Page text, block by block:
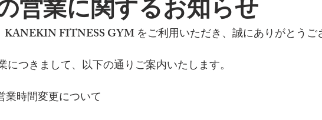
営業に関するお知らせ
KANEKIN FITNESS GYM をご利用いただき、誠にありがとうご
につきまして、以下の通りご案内いたします。
業時間変更について